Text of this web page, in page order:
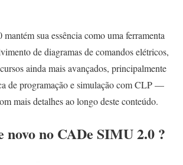
sua essência como uma ferramenta
de diagramas de comandos elétricos,
ainda mais avançados, principalmente
de programação e simulação com CLP —
mais detalhes ao longo deste conteúdo.
novo no CADe SIMU 2.0 ?